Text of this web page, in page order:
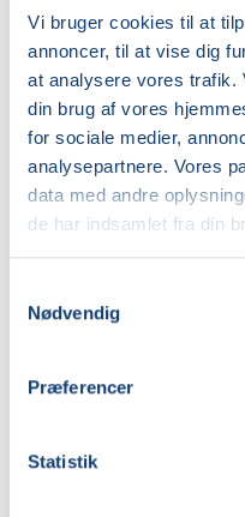
Vi bruger cookies til at
annoncer, til at vise dig
at analysere vores trafik.
din brug af vores
for sociale medier,
analysepartnere. Vores
data med andre
de har indsamlet fra din
Nødvendig
Præferencer
Statistik
Resten af programmet
siddende, twistend,
udføres for at løsne
muskler, for at styrke
trænebalanceevnen.
Programmet afsluttes
afspænding af ca. 15
vandflaske
DKK 1.810,00
Info
Nummer
262055
Første mødegang
Sidste mødegang
Antal mødegange
Adresse